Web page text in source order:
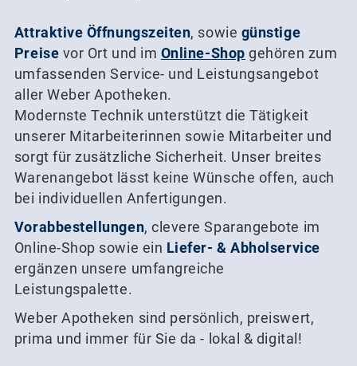
Attraktive Öffnungszeiten, sowie günstige
Preise vor Ort und im Online-Shop gehören zum
umfassenden Service- und Leistungsangebot
aller Weber Apotheken.
Modernste Technik unterstützt die Tätigkeit
unserer Mitarbeiterinnen sowie Mitarbeiter und
sorgt für zusätzliche Sicherheit. Unser breites
Warenangebot lässt keine Wünsche offen, auch
bei individuellen Anfertigungen.
Vorabbestellungen, clevere Sparangebote im
Online-Shop sowie ein Liefer- & Abholservice
ergänzen unsere umfangreiche
Leistungspalette.
Weber Apotheken sind persönlich, preiswert,
prima und immer für Sie da - lokal & digital!